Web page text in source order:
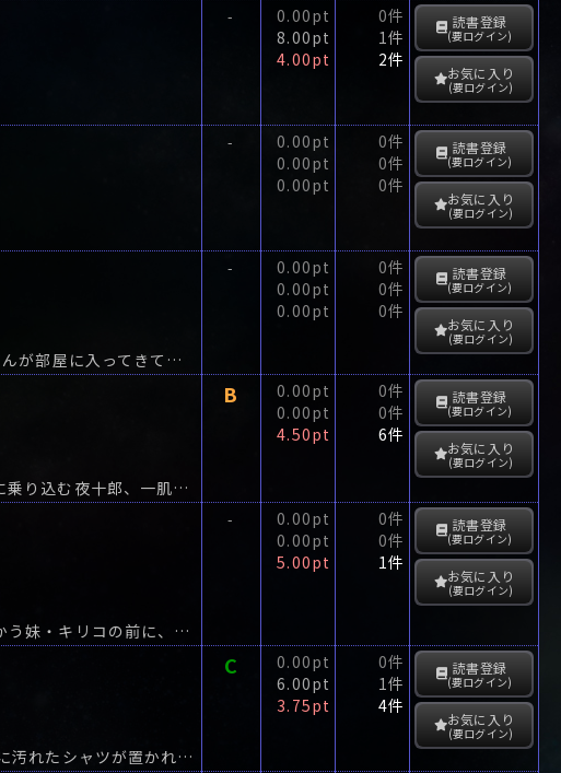
-
0.00pt
8.00pt
4.00pt
0件
1件
2件
読書登録
(要ログイン)
お気に入り
(要ログイン)
-
0.00pt
0.00pt
0.00pt
0件
0件
0件
読書登録
(要ログイン)
お気に入り
(要ログイン)
「あんたにガールフレンドができたなんて」突然、〓@4EDEくんのおばさんが部屋に入ってきてあたし(奈々)はびっくりした。
-
0.00pt
0.00pt
0.00pt
0件
0件
0件
読書登録
(要ログイン)
お気に入り
(要ログイン)
名前もない、過去もない、謎の剣士の碑夜十郎。囚われの友を救出に敵地に乗り込む夜十郎、一肌脱いだ河内山。
B
0.00pt
0.00pt
4.50pt
0件
0件
6件
読書登録
(要ログイン)
お気に入り
(要ログイン)
「可能克郎さんが亡くなりました」警察からの電話に、あわてて現場へ向かう妹・キリコの前に、当の克郎がノンビリ現われた。
-
0.00pt
0.00pt
5.00pt
0件
0件
1件
読書登録
(要ログイン)
お気に入り
(要ログイン)
優雅に横たわる別荘風の建物の子供部屋には10歳の男の子の写真と黒く血に汚れたシャツが置かれている。
C
0.00pt
6.00pt
3.75pt
0件
1件
4件
読書登録
(要ログイン)
お気に入り
(要ログイン)